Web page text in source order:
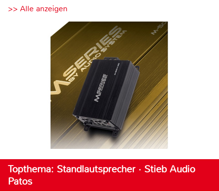
>> Alle anzeigen
Topthema: Standlautsprecher · Stieb Audio
Patos